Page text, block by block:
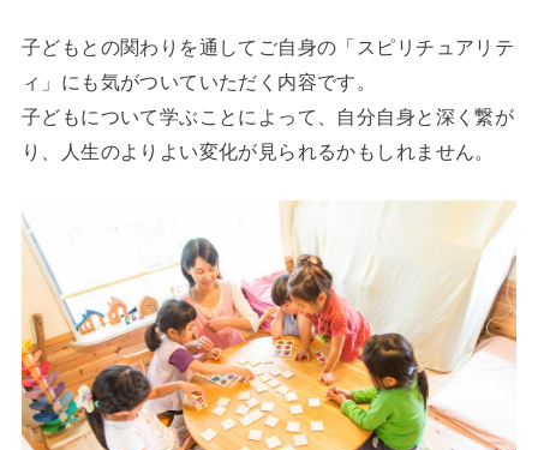
子どもとの関わりを通してご自身の「スピリチュアリテ
ィ」にも気がついていただく内容です。
子どもについて学ぶことによって、自分自身と深く繋が
り、人生のよりよい変化が見られるかもしれません。